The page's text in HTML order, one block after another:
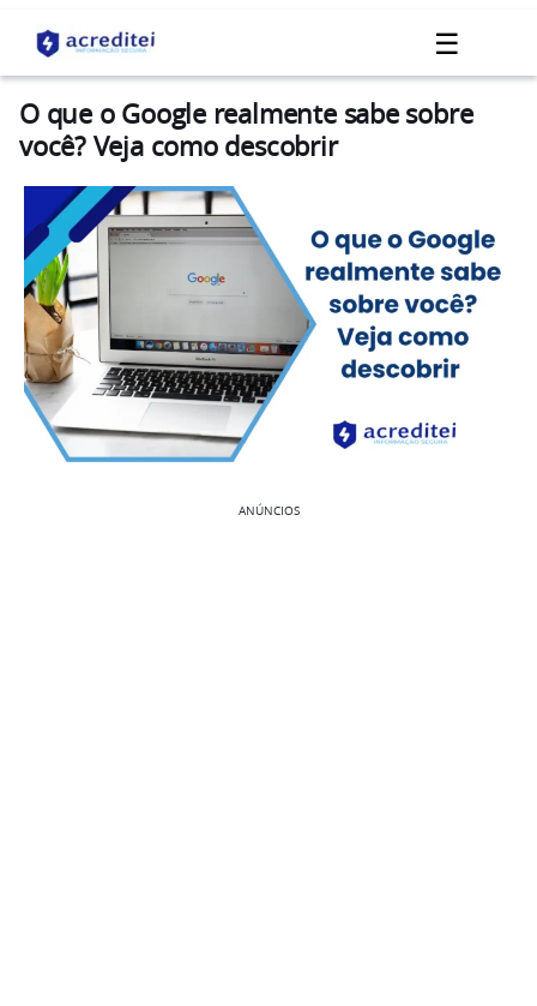
☰
O que o Google realmente sabe sobre
você? Veja como descobrir
ANÚNCIOS